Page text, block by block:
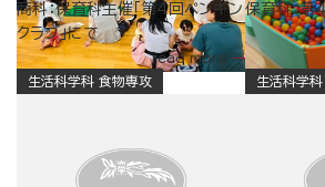
商科：保育科主催「第4回ペンギン
クラブ」にて
read more
保育科：第
生活科学科 食物専攻 生活科学